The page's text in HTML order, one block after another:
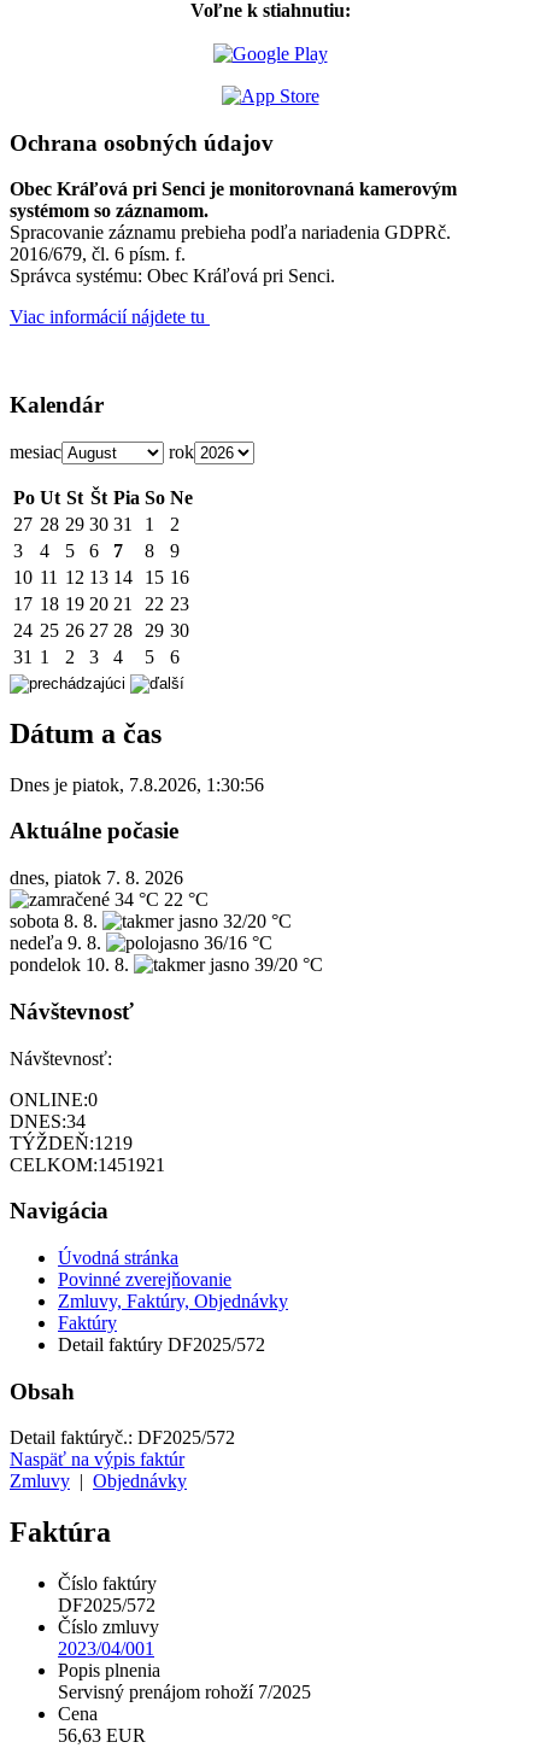
Voľne k stiahnutiu:
Ochrana osobných údajov
Obec Kráľová pri Senci je monitorovnaná kamerovým
systémom so záznamom.
Spracovanie záznamu prebieha podľa nariadenia GDPRč.
2016/679, čl. 6 písm. f.
Správca systému: Obec Kráľová pri Senci.
Viac informácií nájdete tu
Kalendár
mesiac rok
Po Ut St Št Pia So Ne
27 28 29 30 31 1
2
3
4 5 6 7 8
9
10 11 12 13 14 15 16
17 18 19 20 21 22 23
24 25 26 27 28 29 30
31 1 2 3 4 5 6
Dátum a čas
Dnes je piatok, 7.8.2026, 1:30:56
Aktuálne počasie
dnes, piatok 7. 8. 2026
34 °C 22 °C
sobota 8. 8.
32/20 °C
nedeľa 9. 8.
36/16 °C
pondelok 10. 8. 39/20 °C
Návštevnosť
Návštevnosť:
ONLINE:0
DNES:34
TÝŽDEŇ:1219
CELKOM:1451921
Navigácia
Úvodná stránka
Povinné zverejňovanie
Zmluvy, Faktúry, Objednávky
Faktúry
Detail faktúry DF2025/572
Obsah
Detail faktúryč.: DF2025/572
Naspäť na výpis faktúr
Zmluvy
Objednávky
Faktúra
Číslo faktúry
DF2025/572
Číslo zmluvy
2023/04/001
Popis plnenia
Servisný prenájom rohoží 7/2025
Cena
56,63 EUR